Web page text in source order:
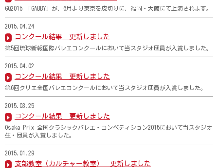
GQ2015 「GABBY」が、6月より東京を皮切りに、福岡・大阪にて上演されます。
2015.04.24
コンクール結果 更新しました
第5回琉球新報国際バレエコンクールにおいて当スタジオ団員が入賞しました。
2015.04.02
コンクール結果 更新しました
第6回クリエ全国バレエコンクールにおいて当スタジオ団員が入賞しました。
2015.03.25
コンクール結果 更新しました
Osaka Prix 全国クラシックバレエ・コンペティション2015において当スタジオ
生・団員が入賞しました。
2015.01.29
支部教室（カルチャー教室） 更新しました